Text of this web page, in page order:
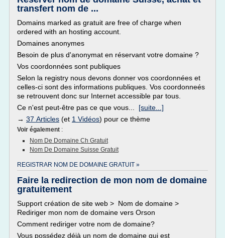
transfert nom de ...
Domains marked as gratuit are free of charge when
ordered with an hosting account.
Domaines anonymes
Besoin de plus d'anonymat en réservant votre domaine ?
Vos coordonnées sont publiques
Selon la registry nous devons donner vos coordonnées et
celles-ci sont des informations publiques. Vos coordonneés
se retrouvent donc sur Internet accessible par tous.
Ce n'est peut-être pas ce que vous... [suite...]
→ 37 Articles (et 1 Vidéos) pour ce thème
Voir également :
Nom De Domaine Ch Gratuit
Nom De Domaine Suisse Gratuit
REGISTRAR NOM DE DOMAINE GRATUIT »
Faire la redirection de mon nom de domaine
gratuitement
Support création de site web > Nom de domaine >
Rediriger mon nom de domaine vers Orson
Comment rediriger votre nom de domaine?
Vous possédez déjà un nom de domaine qui est